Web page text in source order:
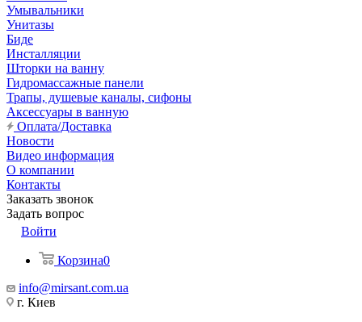
Умывальники
Унитазы
Биде
Инсталляции
Шторки на ванну
Гидромассажные панели
Трапы, душевые каналы, сифоны
Аксессуары в ванную
Оплата/Доставка
Новости
Видео информация
О компании
Контакты
Заказать звонок
Задать вопрос
Войти
Корзина0
info@mirsant.com.ua
г. Киев